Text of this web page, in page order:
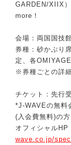
GARDEN/XIIX
more！
会場：両国国技
券種：砂かぶり
定、各
※券種ごとの詳
チケット：先行
*J-WAVEの無料
(入会費無料)の
オフィシャルHP
wave.co.jp/